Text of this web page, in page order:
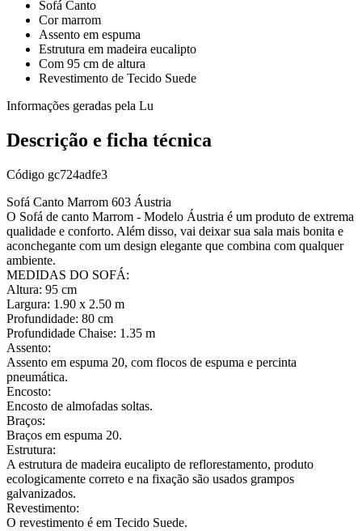
Sofá Canto
Cor marrom
Assento em espuma
Estrutura em madeira eucalipto
Com 95 cm de altura
Revestimento de Tecido Suede
Informações geradas pela Lu
Descrição e ficha técnica
Código gc724adfe3
Sofá Canto Marrom 603 Áustria
O Sofá de canto Marrom - Modelo Áustria é um produto de extrema
qualidade e conforto. Além disso, vai deixar sua sala mais bonita e
aconchegante com um design elegante que combina com qualquer
ambiente.
MEDIDAS DO SOFÁ:
Altura: 95 cm
Largura: 1.90 x 2.50 m
Profundidade: 80 cm
Profundidade Chaise: 1.35 m
Assento:
Assento em espuma 20, com flocos de espuma e percinta
pneumática.
Encosto:
Encosto de almofadas soltas.
Braços:
Braços em espuma 20.
Estrutura:
A estrutura de madeira eucalipto de reflorestamento, produto
ecologicamente correto e na fixação são usados grampos
galvanizados.
Revestimento:
O revestimento é em Tecido Suede.